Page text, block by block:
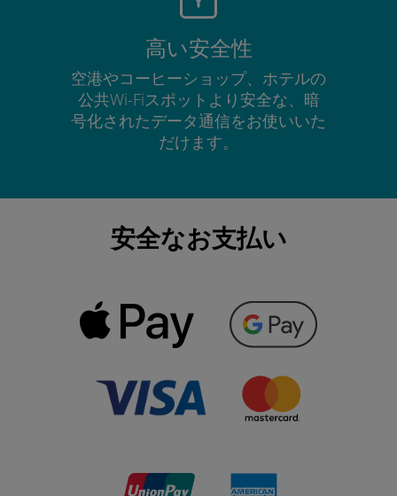
高い安全性
空港やコーヒーショップ、ホテルの
公共Wi-Fiスポットより安全な、暗
号化されたデータ通信をお使いいた
だけます。
安全なお支払い